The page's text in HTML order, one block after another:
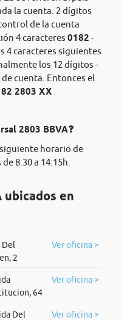
la cuenta. 2 dígitos
de la cuenta
4 caracteres 0182 -
4 caracteres siguientes
los 12 dígitos -
cuenta. Entonces el
2803 XX
2803 BBVA❓
horario de
8:30 a 14:15h.
ubicados en
Del
2
Ver oficina >
64
Ver oficina >
Del
Ver oficina >